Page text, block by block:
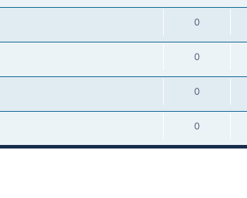
0
0
0
0